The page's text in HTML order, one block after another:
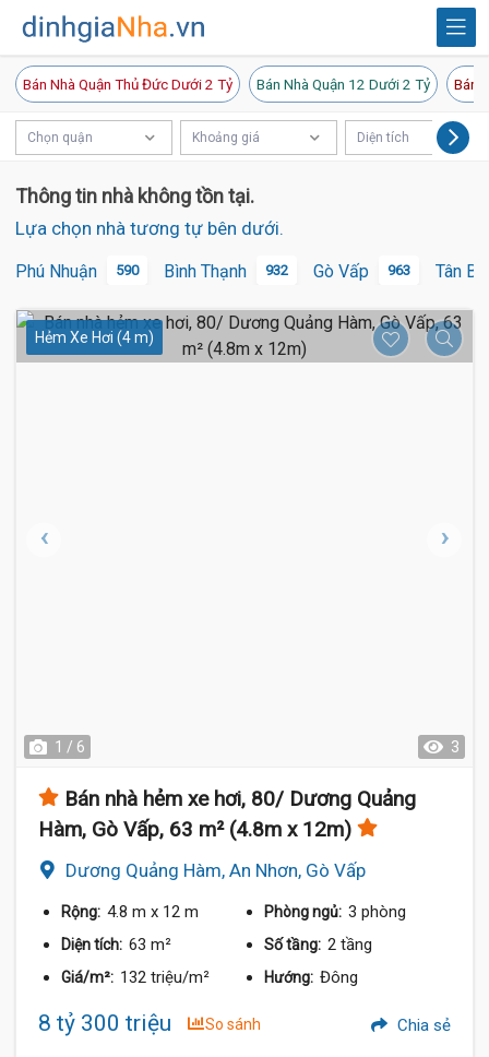
Bán Nhà Quận Thủ Đức Dưới 2 Tỷ Bán Nhà Quận 12 Dưới 2 Tỷ Bán
Chọn quận Khoảng giá Diện tích
Thông tin nhà không tồn tại.
Lựa chọn nhà tương tự bên dưới.
Phú Nhuận 590 Bình Thạnh 932 Gò Vấp 963 Tân
Hẻm Xe Hơi (4 m)
1 / 6 3
Bán nhà hẻm xe hơi, 80/ Dương Quảng
Hàm, Gò Vấp, 63 m² (4.8m x 12m)
Dương Quảng Hàm, An Nhơn, Gò Vấp
Rộng: 4.8 m x 12 m Phòng ngủ: 3 phòng
Diện tích: 63 m² Số tầng: 2 tầng
Giá/m²: 132 triệu/m² Hướng: Đông
8 tỷ 300 triệu So sánh Chia sẻ